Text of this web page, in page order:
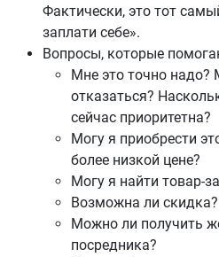
Фактически, это тот
заплати себе».
Вопросы, которые
Мне это точно надо?
отказаться?
сейчас приоритетна?
Могу я приобрести
более низкой цене?
Могу я найти товар-
Возможна ли скидка?
Можно ли получить
посредника?